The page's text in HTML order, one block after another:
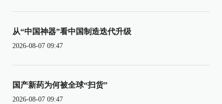
从“中国神器”看中国制造迭代升级
2026-08-07 09:47
国产新药为何被全球“扫货”
2026-08-07 09:47